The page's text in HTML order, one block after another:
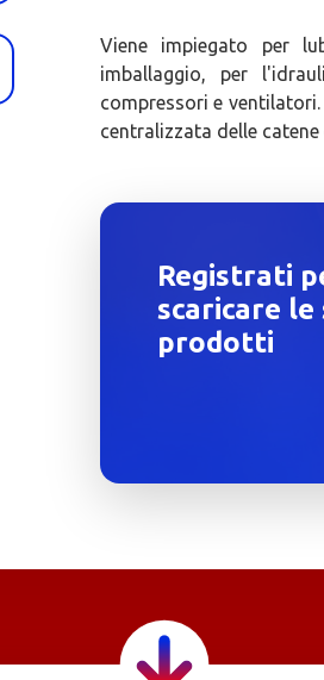
Viene impiegato per
imballaggio, per
compressori e
centralizzata delle
Registrati
scaricare le
prodotti